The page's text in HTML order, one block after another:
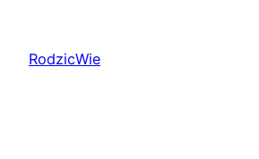
treściRodzicWie